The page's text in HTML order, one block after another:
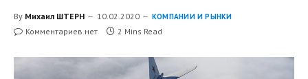
By Михаил ШТЕРН 10.02.2020 КОМПАНИИ И РЫНКИ
Комментариев нет 2 Mins Read